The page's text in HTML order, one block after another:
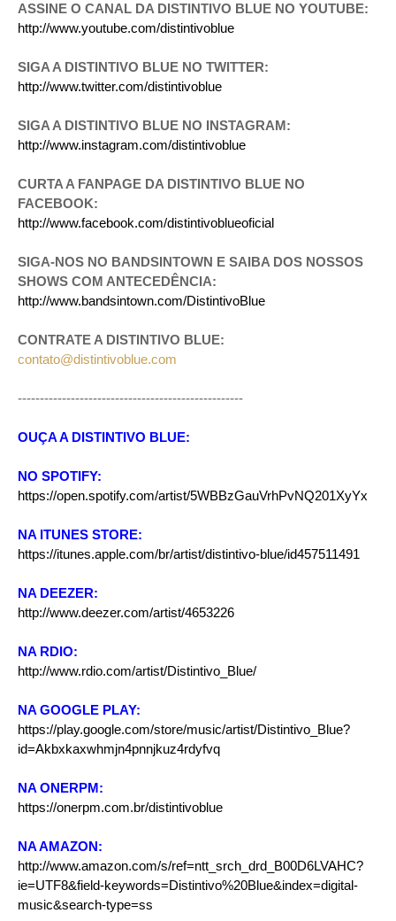
ASSINE O CANAL DA DISTINTIVO BLUE NO YOUTUBE:
http://www.youtube.com/distintivoblue
SIGA A DISTINTIVO BLUE NO TWITTER:
http://www.twitter.com/distintivoblue
SIGA A DISTINTIVO BLUE NO INSTAGRAM:
http://www.instagram.com/distintivoblue
CURTA A FANPAGE DA DISTINTIVO BLUE NO
FACEBOOK:
http://www.facebook.com/distintivoblueoficial
SIGA-NOS NO BANDSINTOWN E SAIBA DOS NOSSOS
SHOWS COM ANTECEDÊNCIA:
http://www.bandsintown.com/DistintivoBlue
CONTRATE A DISTINTIVO BLUE:
contato@distintivoblue.com
---------------------------------------------------
OUÇA A DISTINTIVO BLUE:
NO SPOTIFY:
https://open.spotify.com/artist/5WBBzGauVrhPvNQ201XyYx
NA ITUNES STORE:
https://itunes.apple.com/br/artist/distintivo-blue/id457511491
NA DEEZER:
http://www.deezer.com/artist/4653226
NA RDIO:
http://www.rdio.com/artist/Distintivo_Blue/
NA GOOGLE PLAY:
https://play.google.com/store/music/artist/Distintivo_Blue?
id=Akbxkaxwhmjn4pnnjkuz4rdyfvq
NA ONERPM:
https://onerpm.com.br/distintivoblue
NA AMAZON:
http://www.amazon.com/s/ref=ntt_srch_drd_B00D6LVAHC?
ie=UTF8&field-keywords=Distintivo%20Blue&index=digital-
music&search-type=ss